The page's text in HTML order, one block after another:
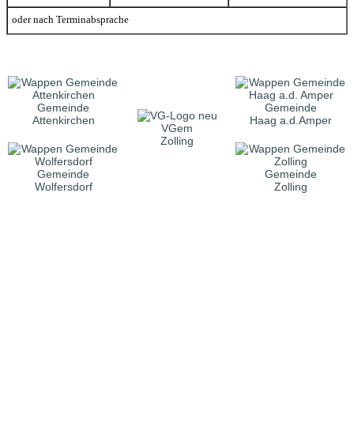
oder nach Terminabsprache
Gemeinde
Attenkirchen
VGem
Zolling
Gemeinde
Haag a.d.Amper
Gemeinde
Wolfersdorf
Gemeinde
Zolling